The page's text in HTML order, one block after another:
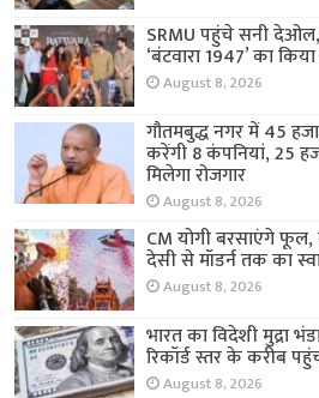
SRMU पहुंचे सनी
‘बंटवारा 1947’ का
August 8, 2026
गौतमबुद्ध नगर में 45
करेंगी 8 कंपनियां, 25
मिलेगा रोजगार
August 8, 2026
CM योगी बरसाएंगे फूल,
देसी से मॉडर्न तक का
August 8, 2026
भारत का विदेशी मुद्रा
रिकॉर्ड स्तर के करीब
August 8, 2026